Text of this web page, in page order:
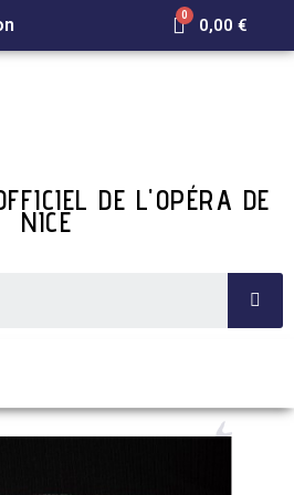
0,00 €
DE L'OPÉRA DE
NICE